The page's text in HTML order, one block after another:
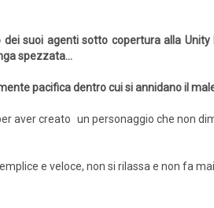
suoi agenti sotto copertura alla
spezzata...
pacifica dentro cui si annidano il
aver creato un personaggio che non
e veloce, non si rilassa e non fa